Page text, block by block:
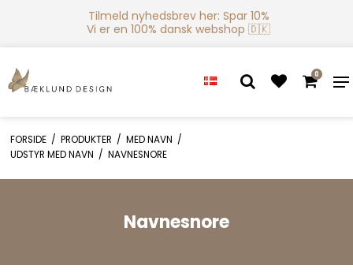
Tilmeld nyhedsbrev her: Spar 10%
Vi er en 100% dansk webshop 🇩🇰
0
FORSIDE / PRODUKTER / MED NAVN /
UDSTYR MED NAVN / NAVNESNORE
Navnesnore